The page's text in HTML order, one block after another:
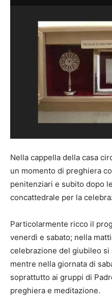
Nella cappella della casa
un momento di preghiera
penitenziari e subito dopo
concattedrale per la
Particolarmente ricco il
venerdì e sabato; nella
celebrazione del giubileo
mentre nella giornata di
soprattutto ai gruppi di
preghiera e meditazione.